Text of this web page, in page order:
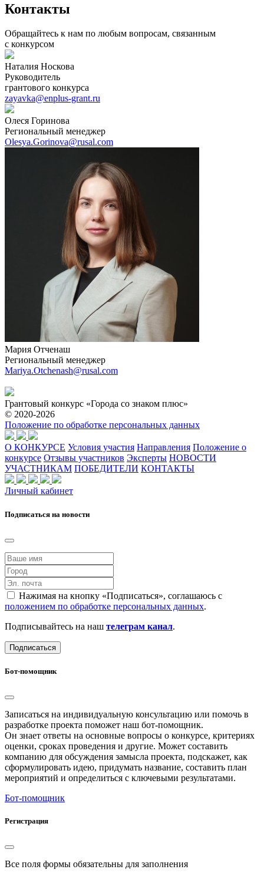
Контакты
Обращайтесь к нам по любым вопросам, связанным
с конкурсом
Наталия Носкова
Руководитель
грантового конкурса
zayavka@enplus-grant.ru
Олеся Горинова
Региональный менеджер
Olesya.Gorinova@rusal.com
Мария Отченаш
Региональный менеджер
Mariya.Otchenash@rusal.com
Грантовый конкурс «Города со знаком плюс»
© 2020-2026
Положение по обработке персональных данных
О КОНКУРСЕ Условия участия Направления Положение о
конкурсе Отзывы участников Эксперты НОВОСТИ
УЧАСТНИКАМ ПОБЕДИТЕЛИ КОНТАКТЫ
Личный кабинет
Подписаться на новости
Нажимая на кнопку «Подписаться», соглашаюсь с
положением по обработке персональных данных.
Подписывайтесь на наш телеграм канал.
Подписаться
Бот-помощник
Записаться на индивидуальную консультацию или помочь в
разработке проекта поможет наш бот-помощник.
Он знает ответы на основные вопросы о конкурсе, критериях
оценки, сроках проведения и другие. Может составить
компанию для обсуждения замысла проекта, подскажет, как
сформулировать идею, придумать название, составить план
мероприятий и определиться с ключевыми результатами.
Бот-помощник
Регистрация
Все поля формы обязательны для заполнения